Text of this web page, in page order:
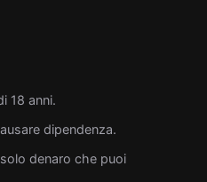
18 anni.
dipendenza.
denaro che puoi